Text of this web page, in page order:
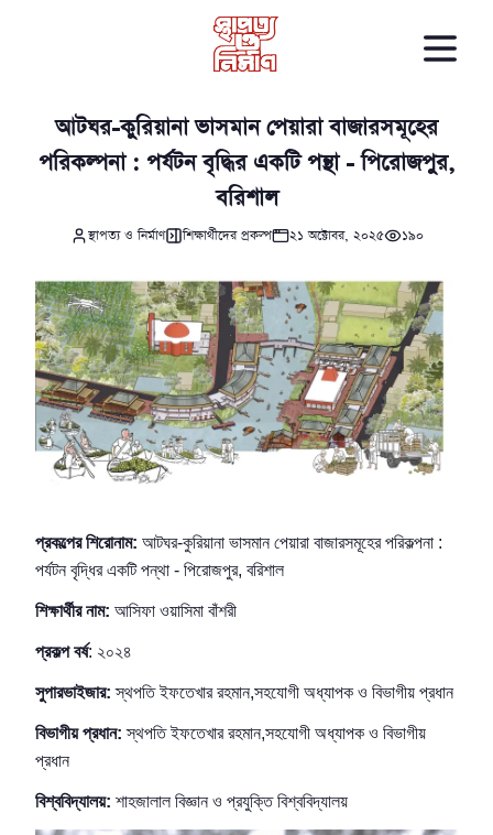
আটঘর-কুরিয়ানা ভাসমান পেয়ারা বাজারসমূহের
পরিকল্পনা : পর্যটন বৃদ্ধির একটি পন্থা - পিরোজপুর,
বরিশাল
স্থাপত্য ও নির্মাণ শিক্ষার্থীদের প্রকল্প ২১ অক্টোবর, ২০২৫ ১৯০
প্রকল্পের শিরোনাম: আটঘর-কুরিয়ানা ভাসমান পেয়ারা বাজারসমূহের পরিকল্পনা :
পর্যটন বৃদ্ধির একটি পন্থা - পিরোজপুর, বরিশাল
শিক্ষার্থীর নাম: আসিফা ওয়াসিমা বাঁশরী
প্রকল্প বর্ষ: ২০২৪
সুপারভাইজার: স্থপতি ইফতেখার রহমান,সহযোগী অধ্যাপক ও বিভাগীয় প্রধান
বিভাগীয় প্রধান: স্থপতি ইফতেখার রহমান,সহযোগী অধ্যাপক ও বিভাগীয়
প্রধান
বিশ্ববিদ্যালয়: শাহজালাল বিজ্ঞান ও প্রযুক্তি বিশ্ববিদ্যালয়